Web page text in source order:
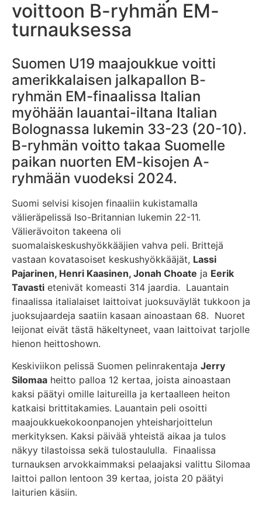
voittoon B-ryhmän EM-
turnauksessa
Suomen U19 maajoukkue voitti
amerikkalaisen jalkapallon B-
ryhmän EM-finaalissa Italian
myöhään lauantai-iltana Italian
Bolognassa lukemin 33-23 (20-10).
B-ryhmän voitto takaa Suomelle
paikan nuorten EM-kisojen A-
ryhmään vuodeksi 2024.
Suomi selvisi kisojen finaaliin kukistamalla
välieräpelissä Iso-Britannian lukemin 22-11.
Välierävoiton takeena oli
suomalaiskeskushyökkääjien vahva peli. Brittejä
vastaan kovatasoiset keskushyökkääjät, Lassi
Pajarinen, Henri Kaasinen, Jonah Choate ja Eerik
Tavasti etenivät komeasti 314 jaardia. Lauantain
finaalissa italialaiset laittoivat juoksuväylät tukkoon ja
juoksujaardeja saatiin kasaan ainoastaan 68. Nuoret
leijonat eivät tästä häkeltyneet, vaan laittoivat tarjolle
hienon heittoshown.
Keskiviikon pelissä Suomen pelinrakentaja Jerry
Silomaa heitto palloa 12 kertaa, joista ainoastaan
kaksi päätyi omille laitureilla ja kertaalleen heiton
katkaisi brittitakamies. Lauantain peli osoitti
maajoukkuekokoonpanojen yhteisharjoittelun
merkityksen. Kaksi päivää yhteistä aikaa ja tulos
näkyy tilastoissa sekä tulostaululla. Finaalissa
turnauksen arvokkaimmaksi pelaajaksi valittu Silomaa
laittoi pallon lentoon 39 kertaa, joista 20 päätyi
laiturien käsiin.